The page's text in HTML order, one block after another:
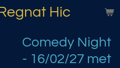
Hic
Comedy Night
- 16/02/27 met